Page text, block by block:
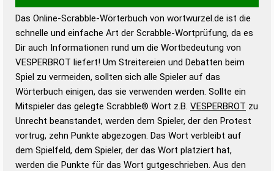
Wortwurzel liefert mit Hilfe eines semantischen
Wortanalyse-Algorithmus gute Anhaltspunkte zu
Wortbedeutung, Worttrennung und Wortform, um die
Gültigkeit eines Wortes für das Scrabble-Spiel zu
bestimmen! zugelassene Turnier Scrabble-
Wörterbücher sind:
Duden – Standardwerk in 12 Bänden
Duden – Richtiges und gutes
Deutsch
Das Online-Scrabble-Wörterbuch von wortwurzel.de ist die
schnelle und einfache Art der Scrabble-Wortprüfung, da es
Dir auch Informationen rund um die Wortbedeutung von
VESPERBROT liefert! Um Streitereien und Debatten beim
Spiel zu vermeiden, sollten sich alle Spieler auf das
Wörterbuch einigen, das sie verwenden werden. Sollte ein
Mitspieler das gelegte Scrabble® Wort z.B. VESPERBROT zu
Unrecht beanstandet, werden dem Spieler, der den Protest
vortrug, zehn Punkte abgezogen. Das Wort verbleibt auf
dem Spielfeld, dem Spieler, der das Wort platziert hat,
werden die Punkte für das Wort gutgeschrieben. Aus den